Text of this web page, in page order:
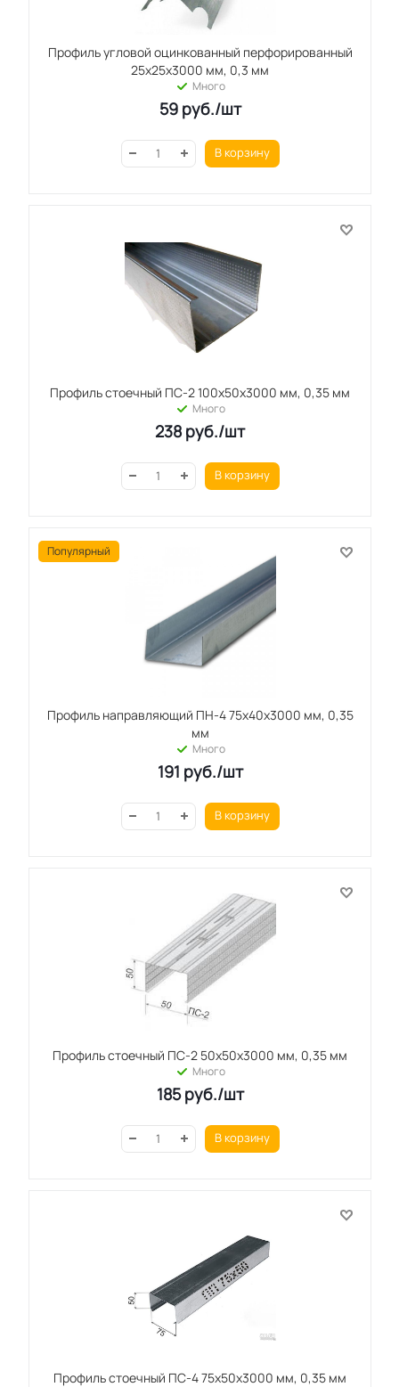
Профиль угловой оцинкованный перфорированный
25x25x3000 мм, 0,3 мм
Много
59руб./шт
В корзину
Профиль стоечный ПС-2 100x50x3000 мм, 0,35 мм
Много
238 руб./шт
В корзину
Популярный
Профиль направляющий ПН-4 75x40x3000 мм, 0,35
мм
Много
191 руб./шт
В корзину
Профиль стоечный ПС-2 50x50x3000 мм, 0,35 мм
Много
185руб./шт
В корзину
Профиль стоечный ПС-4 75x50x3000 мм, 0,35 мм